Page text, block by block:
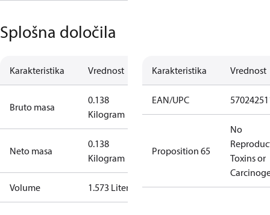
Splošna določila
Karakteristika Vrednost
Bruto masa
0.138
Kilogram
Neto masa
0.138
Kilogram
Volume 1.573 Liter
Karakteristika Vrednost
EAN/UPC
Proposition 65
No
Toxins or